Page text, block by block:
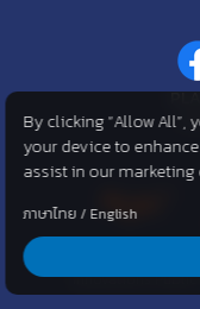
ไม่
©2007 KOG
Innovations
By clicking “Allow
your device to
assist in our marketing
ภาษาไทย / English